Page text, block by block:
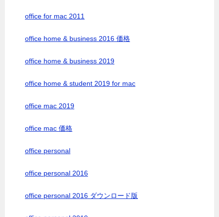
office for mac 2011
office home & business 2016 価格
office home & business 2019
office home & student 2019 for mac
office mac 2019
office mac 価格
office personal
office personal 2016
office personal 2016 ダウンロード版